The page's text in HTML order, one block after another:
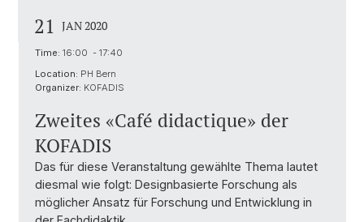
21 JAN 2020
Time: 16:00 - 17:40
Location: PH Bern
Organizer: KOFADIS
Zweites «Café didactique» der
KOFADIS
Das für diese Veranstaltung gewählte Thema lautet
diesmal wie folgt: Designbasierte Forschung als
möglicher Ansatz für Forschung und Entwicklung in